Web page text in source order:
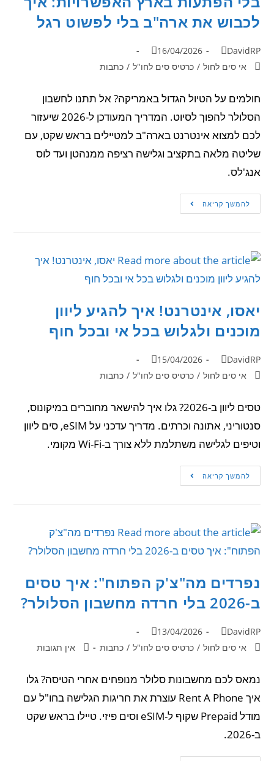
לכבוש את ארה"ב בלי לפשוט רגל
DavidRP
16/04/2026
אי סים לחול / כרטיס סים לחו"ל / כתבות
חולמים על הטיול הגדול באמריקה? אל תתנו לחשבון
הסלולר להפוך לסיוט. המדריך המעודכן ל-2026 שיעזור
לכם למצוא אינטרנט בארה"ב למטיילים בראש שקט, עם
שליטה מלאה בתקציב וגלישה רציפה ממנהטן ועד לוס
אנג'לס.
להמשך קריאה
יאסו, אינטרנט! איך להגיע ליוון
מוכנים ולגלוש בכל אי ובכל חוף
DavidRP
15/04/2026
אי סים לחול / כרטיס סים לחו"ל / כתבות
טסים ליוון ב-2026? גלו איך להישאר מחוברים במיקונוס,
סנטוריני, אתונה וכרתים. מדריך עדכני על eSIM, סים ליוון
וטיפים לגלישה משתלמת ללא צורך ב-Wi-Fi מקומי.
להמשך קריאה
נפרדים מה"צ'ק הפתוח": איך טסים
ב-2026 בלי חרדה מחשבון הסלולר?
DavidRP
13/04/2026
אי סים לחול / כרטיס סים לחו"ל / כתבות אין תגובות
נמאס לכם מחשבונות סלולר מנופחים אחרי הטיסה? גלו
איך Rent A Phone עוצרת את חריגות הגלישה בחו"ל עם
מודל Prepaid שקוף ל-eSIM וסים פיזי. טיילו בראש שקט
ב-2026.